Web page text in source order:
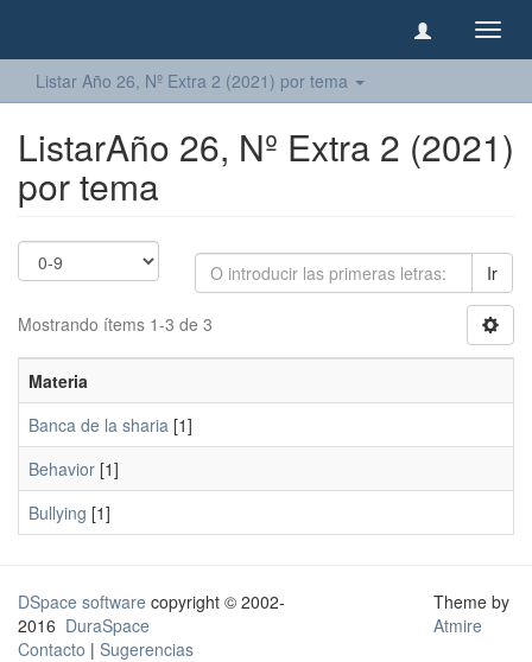
Listar Año 26, Nº Extra 2 (2021) por tema
ListarAño 26, Nº Extra 2 (2021)
por tema
Ir
Mostrando ítems 1-3 de 3
Materia
Banca de la sharia [1]
Behavior [1]
Bullying [1]
DSpace software copyright © 2002-
2016 DuraSpace
Contacto | Sugerencias
Theme by
Atmire